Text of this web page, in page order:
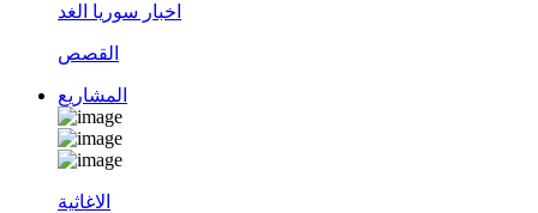
اخبار سوريا الغد
القصص
المشاريع
الاغاثية